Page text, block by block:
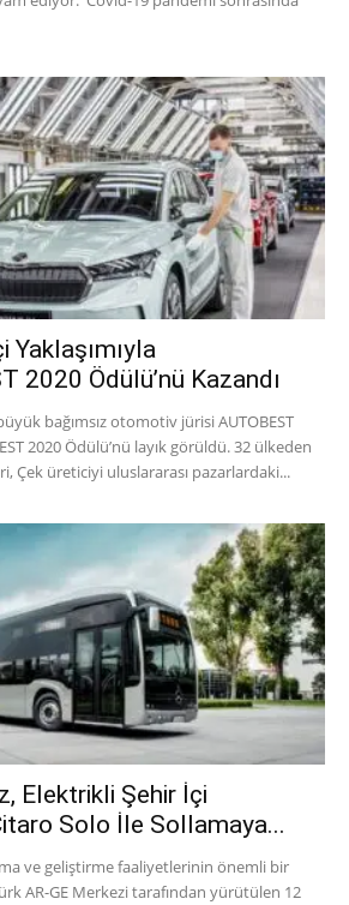
Yaklaşımıyla
2020 Ödülü’nü Kazandı
bağımsız otomotiv jürisi AUTOBEST
2020 Ödülü’nü layık görüldü. 32 ülkeden
Çek üreticiyi uluslararası pazarlardaki...
Elektrikli Şehir İçi
Solo İle Sollamaya...
ve geliştirme faaliyetlerinin önemli bir
AR-GE Merkezi tarafından yürütülen 12